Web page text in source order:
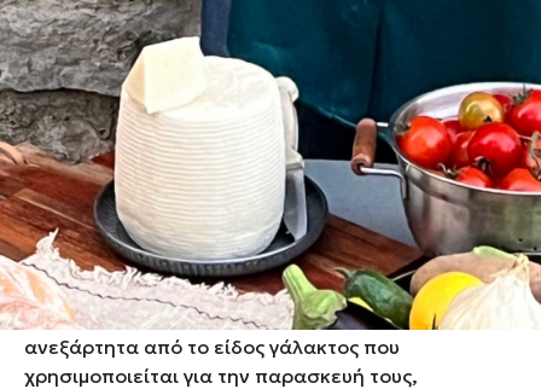
Τυρί και διατροφική αξία
Το τυρί αποτελεί το πιο γνωστό παράγωγο του
γάλακτος με τεράστια κατανάλωση παγκοσμίως.
Υπάρχουν περίπου 500 διαφορετικές ποικιλίες
τυριών, οι οποίες διαφοροποιούνται ανάλογα με το
είδος του γάλακτος που χρησιμοποιείται
(αγελαδινό,πρόβειο, κατσικίσιο ή μίγμα κάποιων),
τον χρόνο ωρίμανσης, την περιεκτικότητα σε
λιπαρά και την προέλευσή του. Πρόκειται για ένα
τρόφιμο με σημαντική διατροφική αξία. Τα τυριά,
ανεξάρτητα από το είδος γάλακτος που
χρησιμοποιείται για την παρασκευή τους,